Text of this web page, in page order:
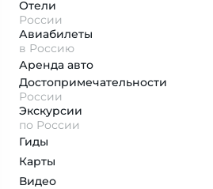
Отели
России
Авиабилеты
в Россию
Аренда авто
Достопримеча­тельности
России
Экскурсии
по России
Гиды
Карты
Видео